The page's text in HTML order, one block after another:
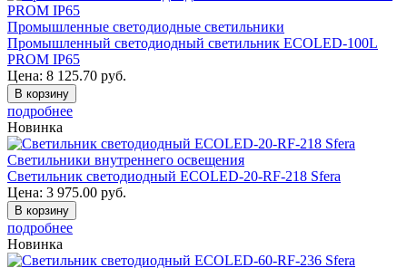
Промышленные светодиодные светильники
Промышленный светодиодный светильник ECOLED-100L
PROM IP65
Цена: 8 125.70 руб.
В корзину
подробнее
Новинка
Светильники внутреннего освещения
Светильник светодиодный ECOLED-20-RF-218 Sfera
Цена: 3 975.00 руб.
В корзину
подробнее
Новинка